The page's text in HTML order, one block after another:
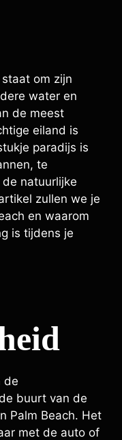
om zijn
water en
de meest
eiland is
paradijs is
te
natuurlijke
zullen we je
en waarom
is tijdens je
de
buurt van de
Palm Beach. Het
met de auto of